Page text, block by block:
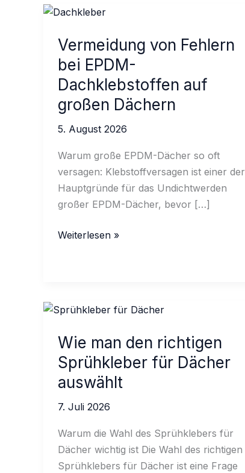
Vermeidung von Fehlern
bei EPDM-
Dachklebstoffen auf
großen Dächern
5. August 2026
Warum große EPDM-Dächer so oft
versagen: Klebstoffversagen ist einer der
Hauptgründe für das Undichtwerden
großer EPDM-Dächer, bevor […]
Vermeidung
Dachklebstoffen
großen
Dächern
Weiterlesen »
Wie man den richtigen
Sprühkleber für Dächer
auswählt
7. Juli 2026
Warum die Wahl des Sprühklebers für
Dächer wichtig ist Die Wahl des richtigen
Sprühklebers für Dächer ist eine Frage